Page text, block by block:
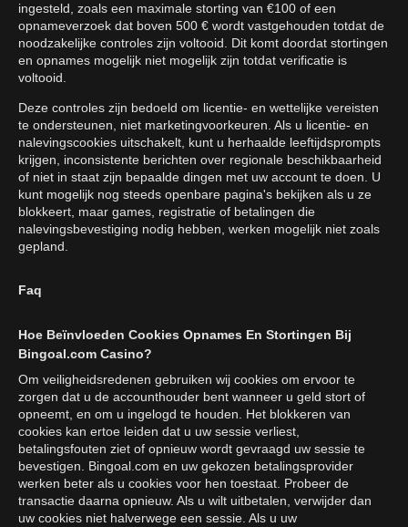
ingesteld, zoals een maximale storting van €100 of een
opnameverzoek dat boven 500 € wordt vastgehouden totdat de
noodzakelijke controles zijn voltooid. Dit komt doordat stortingen
en opnames mogelijk niet mogelijk zijn totdat verificatie is
voltooid.
Deze controles zijn bedoeld om licentie- en wettelijke vereisten
te ondersteunen, niet marketingvoorkeuren. Als u licentie- en
nalevingscookies uitschakelt, kunt u herhaalde leeftijdsprompts
krijgen, inconsistente berichten over regionale beschikbaarheid
of niet in staat zijn bepaalde dingen met uw account te doen. U
kunt mogelijk nog steeds openbare pagina's bekijken als u ze
blokkeert, maar games, registratie of betalingen die
nalevingsbevestiging nodig hebben, werken mogelijk niet zoals
gepland.
Faq
Hoe Beïnvloeden Cookies Opnames En Stortingen Bij
Bingoal.com Casino?
Om veiligheidsredenen gebruiken wij cookies om ervoor te
zorgen dat u de accounthouder bent wanneer u geld stort of
opneemt, en om u ingelogd te houden. Het blokkeren van
cookies kan ertoe leiden dat u uw sessie verliest,
betalingsfouten ziet of opnieuw wordt gevraagd uw sessie te
bevestigen. Bingoal.com en uw gekozen betalingsprovider
werken beter als u cookies voor hen toestaat. Probeer de
transactie daarna opnieuw. Als u wilt uitbetalen, verwijder dan
uw cookies niet halverwege een sessie. Als u uw